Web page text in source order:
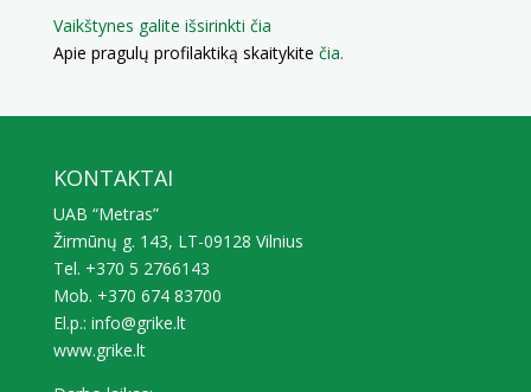
Vaikštynes galite išsirinkti čia
Apie pragulų profilaktiką skaitykite čia.
KONTAKTAI
UAB “Metras”
Žirmūnų g. 143, LT-09128 Vilnius
Tel. +370 5 2766143
Mob. +370 674 83700
El.p.: info@grike.lt
www.grike.lt